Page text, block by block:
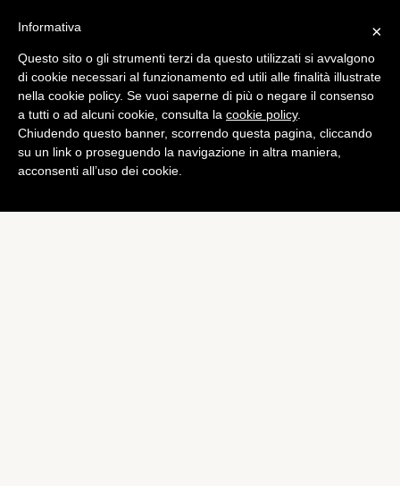
Foto
Perchè la nostra prossima
macchina fotografica
potrebbe avere Android
diAlessandro Moretti
×
Informativa
Questo sito o gli strumenti terzi da questo utilizzati si avvalgono
di cookie necessari al funzionamento ed utili alle finalità illustrate
nella cookie policy. Se vuoi saperne di più o negare il consenso
a tutti o ad alcuni cookie, consulta la cookie policy.
Chiudendo questo banner, scorrendo questa pagina, cliccando
su un link o proseguendo la navigazione in altra maniera,
acconsenti all’uso dei cookie.